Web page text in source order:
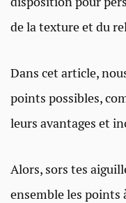
de la texture et du
Dans cet article,
points possibles,
leurs avantages et
Alors, sors tes
ensemble les